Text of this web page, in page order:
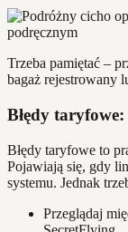
Trzeba pamiętać –
bagaż rejestrowany
Błędy
Błędy taryfowe to
Pojawiają się, gdy
systemu. Jednak
Przeglądaj